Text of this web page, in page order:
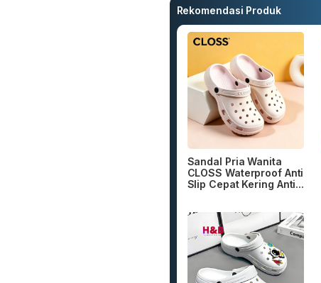
Rekomendasi Produk
Sandal Pria Wanita
CLOSS Waterproof Anti
Slip Cepat Kering Anti...